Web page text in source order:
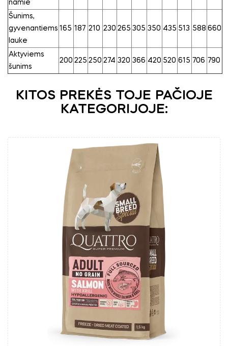
namie
Šunims,
gyvenantiems
lauke
165 187 210 230 265 305 350 435 513 588 660
Aktyviems
šunims
200 225 250 274 320 366 420 520 615 706 790
KITOS PREKĖS TOJE PAČIOJE
KATEGORIJOJE: